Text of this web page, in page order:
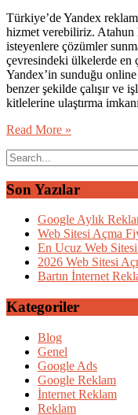
Türkiye’de Yandex
hizmet verebiliriz. Atahun
isteyenlere çözümler
çevresindeki ülkelerde en
Yandex’in sunduğu
benzer şekilde çalışır ve
kitlelerine ulaştırma
Read More »
Son Yazılar
Google Aylık
Web Sitesi Açma
En Ucuz Web
2026 Web Sitesi
Bartın İnternet
Kategoriler
Blog
Genel
Google Ads
Google Reklam
İnternet Reklam
Reklam